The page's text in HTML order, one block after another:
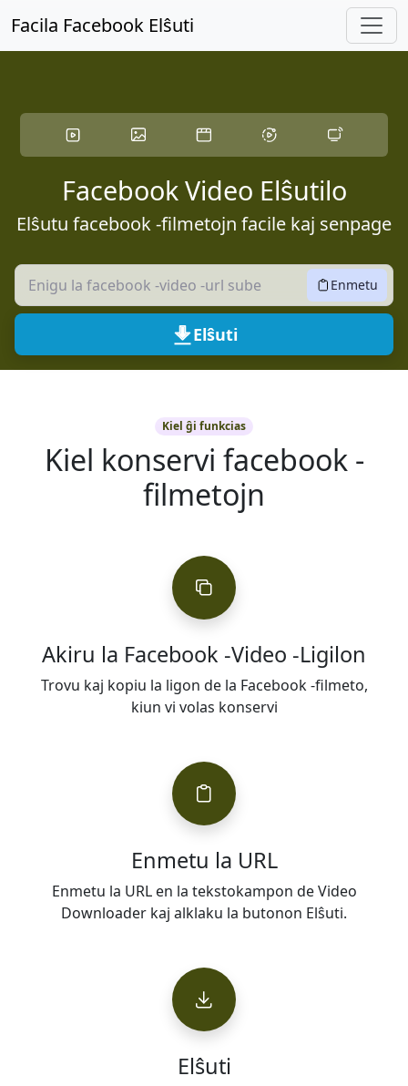
Facila Facebook Elŝuti
Facebook Video Elŝutilo
Elŝutu facebook -filmetojn facile kaj senpage
Enmetu
Elŝuti
Kiel ĝi funkcias
Kiel konservi facebook -
filmetojn
Akiru la Facebook -Video -Ligilon
Trovu kaj kopiu la ligon de la Facebook -filmeto,
kiun vi volas konservi
Enmetu la URL
Enmetu la URL en la tekstokampon de Video
Downloader kaj alklaku la butonon Elŝuti.
Elŝuti